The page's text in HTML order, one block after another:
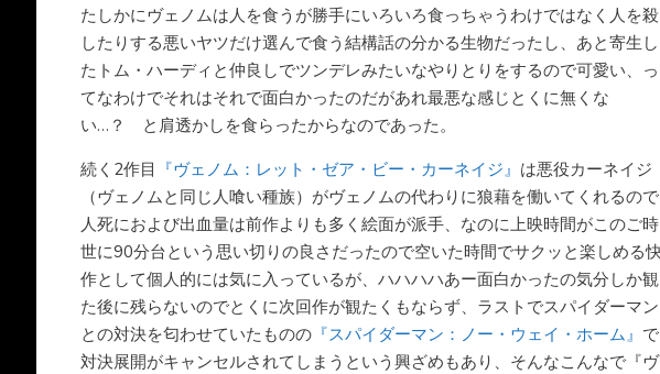
たしかにヴェノムは人を食うが勝手にいろいろ食っちゃうわけではなく人を殺
したりする悪いヤツだけ選んで食う結構話の分かる生物だったし、あと寄生し
たトム・ハーディと仲良しでツンデレみたいなやりとりをするので可愛い、っ
てなわけでそれはそれで面白かったのだがあれ最悪な感じとくに無くな
い…？ と肩透かしを食らったからなのであった。
続く2作目 『ヴェノム：レット・ゼア・ビー・カーネイジ』 は悪役カーネイジ
（ヴェノムと同じ人喰い種族）がヴェノムの代わりに狼藉を働いてくれるので
人死におよび出血量は前作よりも多く絵面が派手、なのに上映時間がこのご時
世に90分台という思い切りの良さだったので空いた時間でサクッと楽しめる
作として個人的には気に入っているが、ハハハハあー面白かったの気分しか観
た後に残らないのでとくに次回作が観たくもならず、ラストでスパイダーマン
との対決を匂わせていたものの 『スパイダーマン：ノー・ウェイ・ホーム』 で
対決展開がキャンセルされてしまうという興ざめもあり、そんなこんなで『ヴ